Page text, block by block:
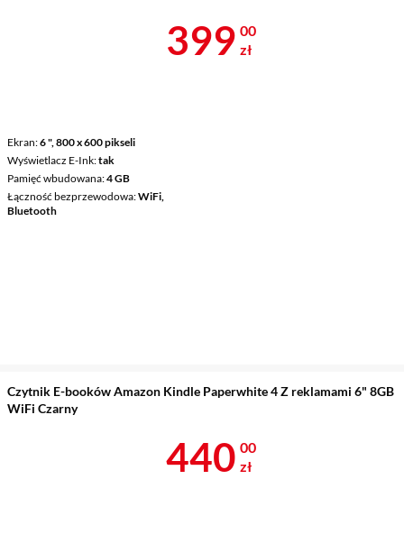
Ekran 6 ", 800 x 600 pikseli
Wyświetlacz E-Ink tak
Pamięć wbudowana 4 GB
Łączność bezprzewodowa WiFi,
Bluetooth
Cena 399 zł
399 00
zł
Czytnik E-booków Amazon Kindle Paperwhite 4 Z reklamami 6" 8GB
WiFi Czarny
Cena 440 zł
440 00
zł